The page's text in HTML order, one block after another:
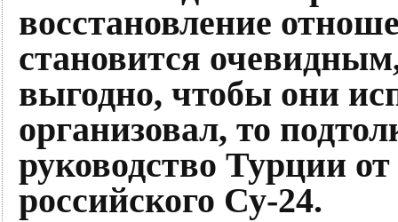
восстановление
становится
выгодно, чтобы они
организовал, то
руководство Турции
российского Су-24.